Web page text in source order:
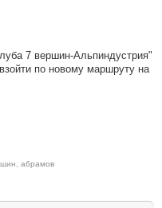
7 вершин-Альпиндустрия"
по новому маршруту на
, абрамов